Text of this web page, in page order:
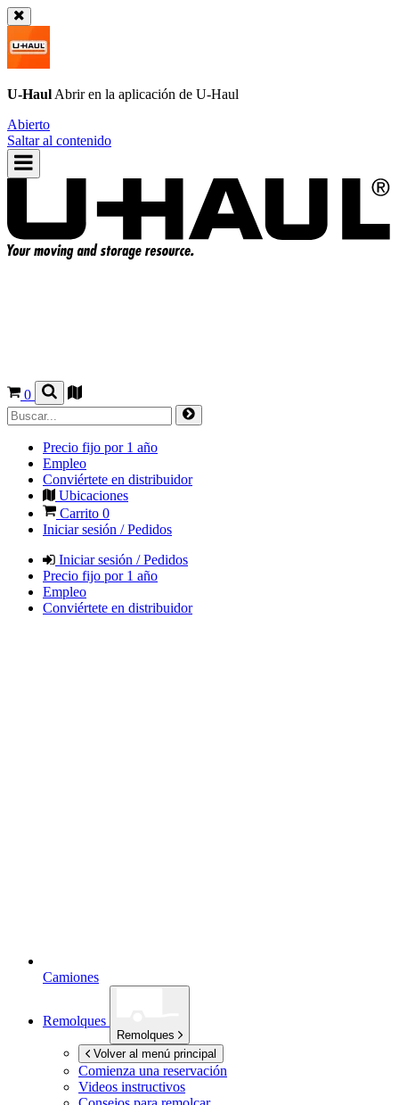
U-Haul Abrir en la aplicación de U-Haul
Abierto
Saltar al contenido
0
Precio fijo por 1 año
Empleo
Conviértete en distribuidor
Ubicaciones
Carrito 0
Iniciar sesión / Pedidos
Iniciar sesión / Pedidos
Precio fijo por 1 año
Empleo
Conviértete en distribuidor
Camiones
Remolques
Remolques
Volver al menú principal
Comienza una reservación
Videos instructivos